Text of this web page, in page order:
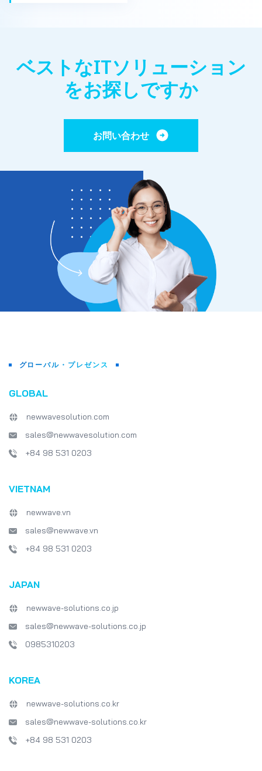
ム内の3Dキャラクターとモンスターのイメージは非常に
詳細で洗練されています。 根こそぎ倒れる木々や空を覆
う煙や砂埃などの戦闘演出を、大ヒット映画さながらにリ
アルかつ雄大に表現しています。ただし、このゲームの大
きなマイナス点は、音楽の豊かさの欠如として挙げること
Royal」 Persona 5 Royalのゲームは、日本の有名な作品
であるロールプレイングゲームペルソナ5の最高のバージ
ョンと考えられています。このバージョンでは、最初のシ
は、プレイヤーはジョーカーというあだ名の高校生の役割
を引き受けます・ジョーカーは特別な力を発見し、他のク
ラスメートと一緒に軍隊を結成しました。 彼らの目標
は、大人たちの心に侵入し、暗い陰謀が潜む邪悪なモンス
ターと戦うことです。Persona 5 Royalでは、フックシュ
ーティング、フックの宝物探索、サバイバルチャレンジバ
トルなどのいくつかの新機能が追加され、いくつかの新し
いキャラクターが登場します。 ゲームのグラフィックス
は、3Dキャラクターから悪魔やボスに至るまで、明らか
に日本の影響を受けており、魅力的なアニメを楽しんでい
るような感覚を生み出します。 2. 日本で最も人気のある
パズルゲームについて調べましょう！ 日本市場ではロー
ルプレイングゲームだけでなく、パズルゲームもゲーマー
ベストなITソリューション
をお探しですか
お問い合わせ
グローバル・プレゼンス
GLOBAL
newwavesolution.com
sales@newwavesolution.com
+84 98 531 0203
VIETNAM
newwave.vn
sales@newwave.vn
+84 98 531 0203
JAPAN
newwave-solutions.co.jp
sales@newwave-solutions.co.jp
0985310203
KOREA
newwave-solutions.co.kr
sales@newwave-solutions.co.kr
+84 98 531 0203